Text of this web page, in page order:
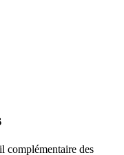
complémentaire des